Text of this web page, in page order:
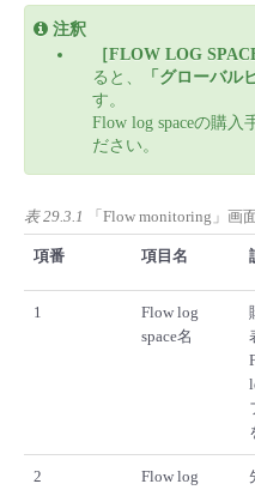
注釈
［FLOW LOG
ると、
「グローバル
す。
Flow log spaceの購入
ださい。
表 29.3.1 「Flow monitoring」画
項番 項目名
1
Flow log
space名
2
Flow log